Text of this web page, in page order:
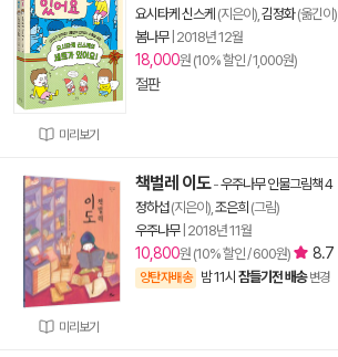
미리보기
요시타케 신스케 (지은이), 김정화(옮긴이)
봄나무| 2018년 12월
18,000원 (10% 할인 / 1,000원)
절판
미리보기
책벌레 이도-우주나무 인물그림책 4
정하섭(지은이), 조은희 (그림)
우주나무| 2018년 11월
10,800원 (10% 할인 / 600원) 8.7
양탄자배송 밤 11시 잠들기전 배송 변경